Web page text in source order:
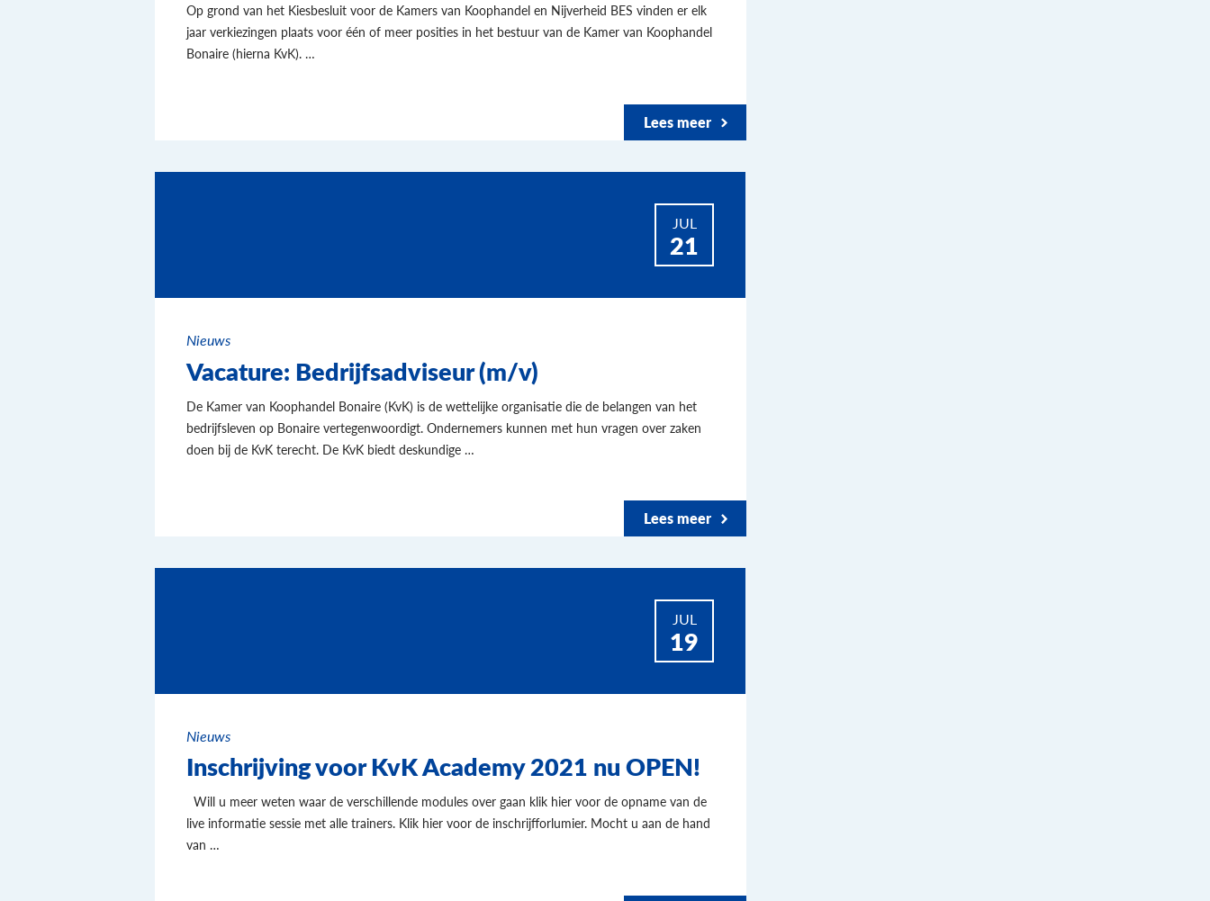
Op grond van het Kiesbesluit voor de Kamers van Koophandel en Nijverheid BES vinden er elk
jaar verkiezingen plaats voor één of meer posities in het bestuur van de Kamer van Koophandel
Bonaire (hierna KvK). …
Lees meer
JUL
21
Nieuws
Vacature: Bedrijfsadviseur (m/v)
De Kamer van Koophandel Bonaire (KvK) is de wettelijke organisatie die de belangen van het
bedrijfsleven op Bonaire vertegenwoordigt. Ondernemers kunnen met hun vragen over zaken
doen bij de KvK terecht. De KvK biedt deskundige …
Lees meer
JUL
19
Nieuws
Inschrijving voor KvK Academy 2021 nu OPEN!
Will u meer weten waar de verschillende modules over gaan klik hier voor de opname van de
live informatie sessie met alle trainers. Klik hier voor de inschrijfforlumier. Mocht u aan de hand
van …